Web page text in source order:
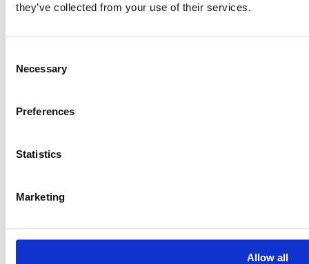
they’ve collected from your use of their services.
Selection
Necessary
Preferences
Statistics
Marketing
Allow all
Kartleggingen gir også et interessant
kartlegging
Manager i Lindum AS